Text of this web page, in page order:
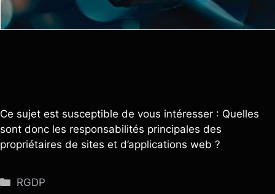
Ce sujet est susceptible de vous intéresser : Quelles
sont donc les responsabilités principales des
propriétaires de sites et d’applications web ?
Catégories
RGDP